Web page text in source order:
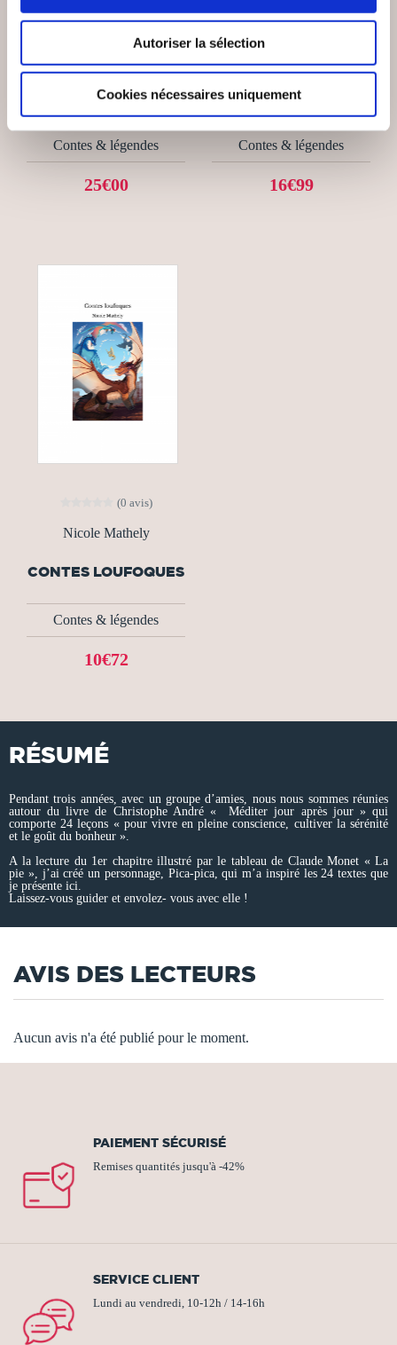
Autoriser la sélection
Cookies nécessaires uniquement
Florence Elie- Poerava
Brasset
UTOPIA
Contes & légendes
25€00
SONGES DE
MOUSTACHES
Contes & légendes
16€99
(0 avis)
Nicole Mathely
CONTES LOUFOQUES
Contes & légendes
10€72
RÉSUMÉ
Pendant trois années, avec un groupe d’amies, nous nous sommes réunies
autour du livre de Christophe André « Méditer jour après jour » qui
comporte 24 leçons « pour vivre en pleine conscience, cultiver la sérénité
et le goût du bonheur ».
A la lecture du 1er chapitre illustré par le tableau de Claude Monet « La
pie », j’ai créé un personnage, Pica-pica, qui m’a inspiré les 24 textes que
je présente ici.
Laissez-vous guider et envolez- vous avec elle !
AVIS DES LECTEURS
Aucun avis n'a été publié pour le moment.
PAIEMENT SÉCURISÉ
Remises quantités jusqu'à -42%
SERVICE CLIENT
Lundi au vendredi, 10-12h / 14-16h